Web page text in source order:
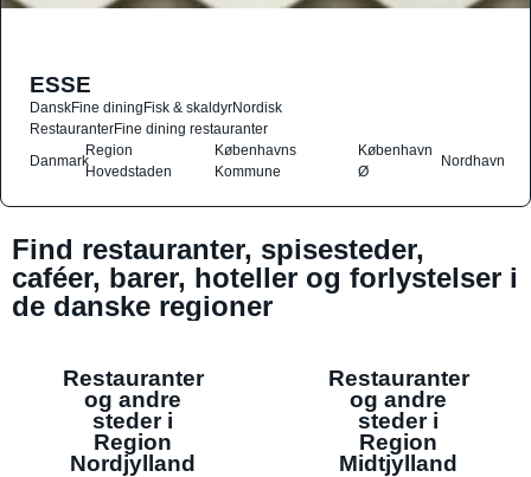
ESSE
DanskFine diningFisk & skaldyrNordisk
RestauranterFine dining restauranter
Danmark
Region
Hovedstaden
Københavns
Kommune
København
Ø
Nordhavn
Find restauranter, spisesteder,
caféer, barer, hoteller og forlystelser i
de danske regioner
Restauranter
og andre
steder i
Region
Nordjylland
Restauranter
og andre
steder i
Region
Midtjylland